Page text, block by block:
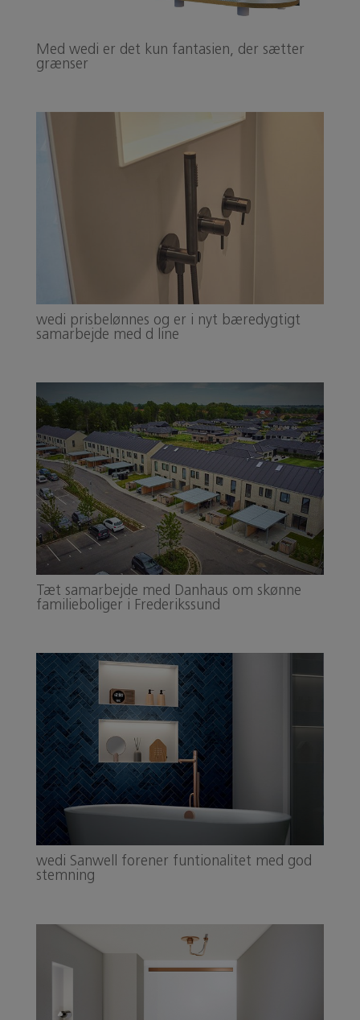
Med wedi er det kun fantasien, der sætter
grænser
wedi prisbelønnes og er i nyt bæredygtigt
samarbejde med d line
Tæt samarbejde med Danhaus om skønne
familieboliger i Frederikssund
wedi Sanwell forener funtionalitet med god
stemning